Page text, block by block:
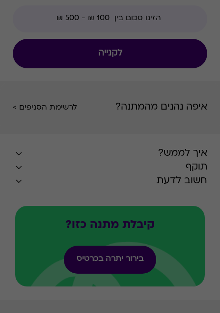
לקנייה
איפה נהנים מהמתנה? לרשימת הסניפים >
איך לממש?
תוקף
חשוב לדעת
קיבלת מתנה כזו?
בירור יתרה בכרטיס